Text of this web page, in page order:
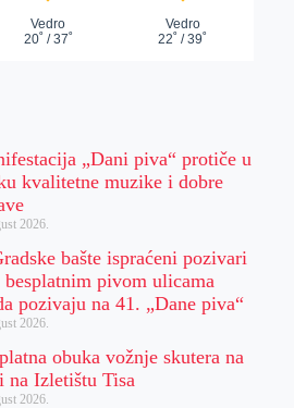
„Dani piva“ protiče u
kvalitetne muzike i dobre
2026.
bašte ispraćeni pozivari
pivom ulicama
pozivaju na 41. „Dane piva“
2026.
obuka vožnje skutera na
na Izletištu Tisa
2026.